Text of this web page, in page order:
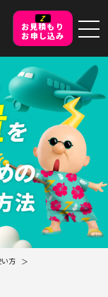
お見積もり
お申し込み
方